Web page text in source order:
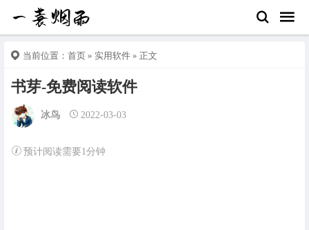
当前位置： 首页 » 实用软件 » 正文
书芽-免费阅读软件
冰鸟 2022-03-03
预计阅读需要1分钟